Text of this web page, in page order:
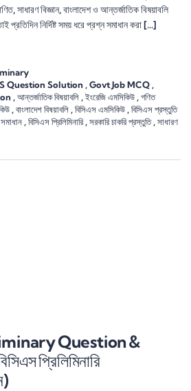
সাধারণ বিজ্ঞান, বাংলাদেশ ও আন্তর্জাতিক বিষয়াবলি
নির্দিষ্ট সময় ধরে প্রশ্ন সমাধান করা […]
Question Solution , Govt Job MCQ ,
, আন্তর্জাতিক বিষয়াবলি , ইংরেজি এমসিকিউ , গণিত
, বাংলাদেশ বিষয়াবলি , বিসিএস এমসিকিউ , বিসিএস প্রস্তুতি
, বিসিএস প্রিলিমিনারি , সরকারি চাকরি প্রস্তুতি, সাধারণ
Question &
প্রিলিমিনারি